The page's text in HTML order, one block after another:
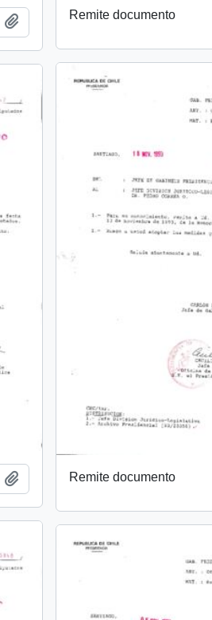
Añadir al portapapeles
Remite documento
Remite documento
Añadir al portapapeles